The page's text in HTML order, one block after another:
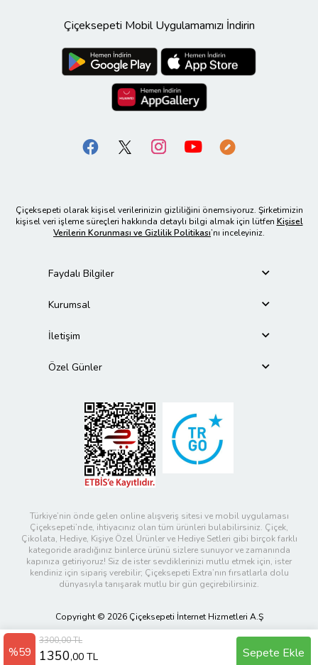
%59
3300,00 TL
1350,00 TL Sepete Ekle
Çiçeksepeti Mobil Uygulamamızı İndirin
Çiçeksepeti olarak kişisel verilerinizin gizliliğini önemsiyoruz. Şirketimizin
kişisel veri işleme süreçleri hakkında detaylı bilgi almak için lütfen Kişisel
Verilerin Korunması ve Gizlilik Politikası’nı inceleyiniz.
Faydalı Bilgiler
Kurumsal
İletişim
Özel Günler
Türkiye’nin önde gelen online alışveriş sitesi ve mobil uygulaması
Çiçeksepeti’nde, ihtiyacınız olan tüm ürünleri bulabilirsiniz. Çiçek,
Çikolata, Hediye, Kişiye Özel Ürünler ve Hediye Setleri gibi birçok farklı
kategoride aradığınız binlerce ürünü sizlere sunuyor ve zamanında
kapınıza getiriyoruz! Siz de ister sevdiklerinizi mutlu etmek için, ister
kendiniz için sipariş verebilir; Çiçeksepeti Extra’nın fırsatlarla dolu
dünyasıyla tanışarak mutlu bir gün geçirebilirsiniz.
Copyright © 2026 Çiçeksepeti İnternet Hizmetleri A.Ş